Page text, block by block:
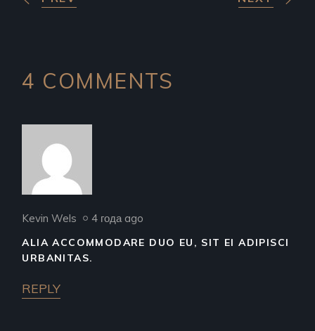
4 COMMENTS
Kevin Wels 4 года ago
ALIA ACCOMMODARE DUO EU, SIT EI ADIPISCI
URBANITAS.
REPLY